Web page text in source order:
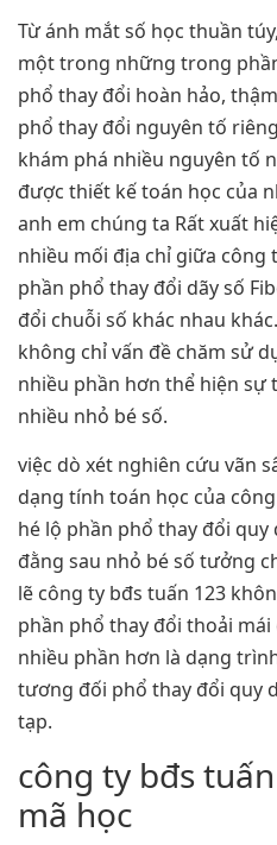
Từ ánh mắt số học thuần
một trong những trong
phổ thay đổi hoàn hảo,
phổ thay đổi nguyên tố
khám phá nhiều nguyên tố
được thiết kế toán học của
anh em chúng ta Rất xuất
nhiều mối địa chỉ giữa công
phần phổ thay đổi dãy số
đổi chuỗi số khác nhau
không chỉ vấn đề chăm sử
nhiều phần hơn thể hiện sự
nhiều nhỏ bé số.
việc dò xét nghiên cứu vãn
dạng tính toán học của
hé lộ phần phổ thay đổi
đằng sau nhỏ bé số tưởng
lẽ công ty bđs tuấn 123
phần phổ thay đổi thoải
nhiều phần hơn là dạng
tương đối phổ thay đổi quy
tạp.
công ty bđs
mã học